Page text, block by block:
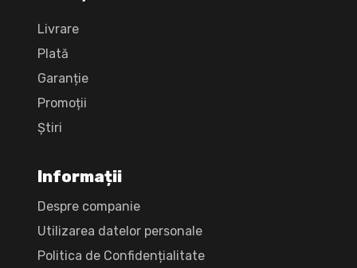
Livrare
Plată
Garanție
Promoții
Știri
Informații
Despre companie
Utilizarea datelor personale
Politica de Confidențialitate